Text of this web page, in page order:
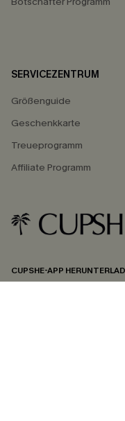
SERVICEZENTRUM
Größenguide
Geschenkkarte
Treueprogramm
Affiliate Programm
CUPSHE-APP
15%
15% ohne
*Ein Code pro
und